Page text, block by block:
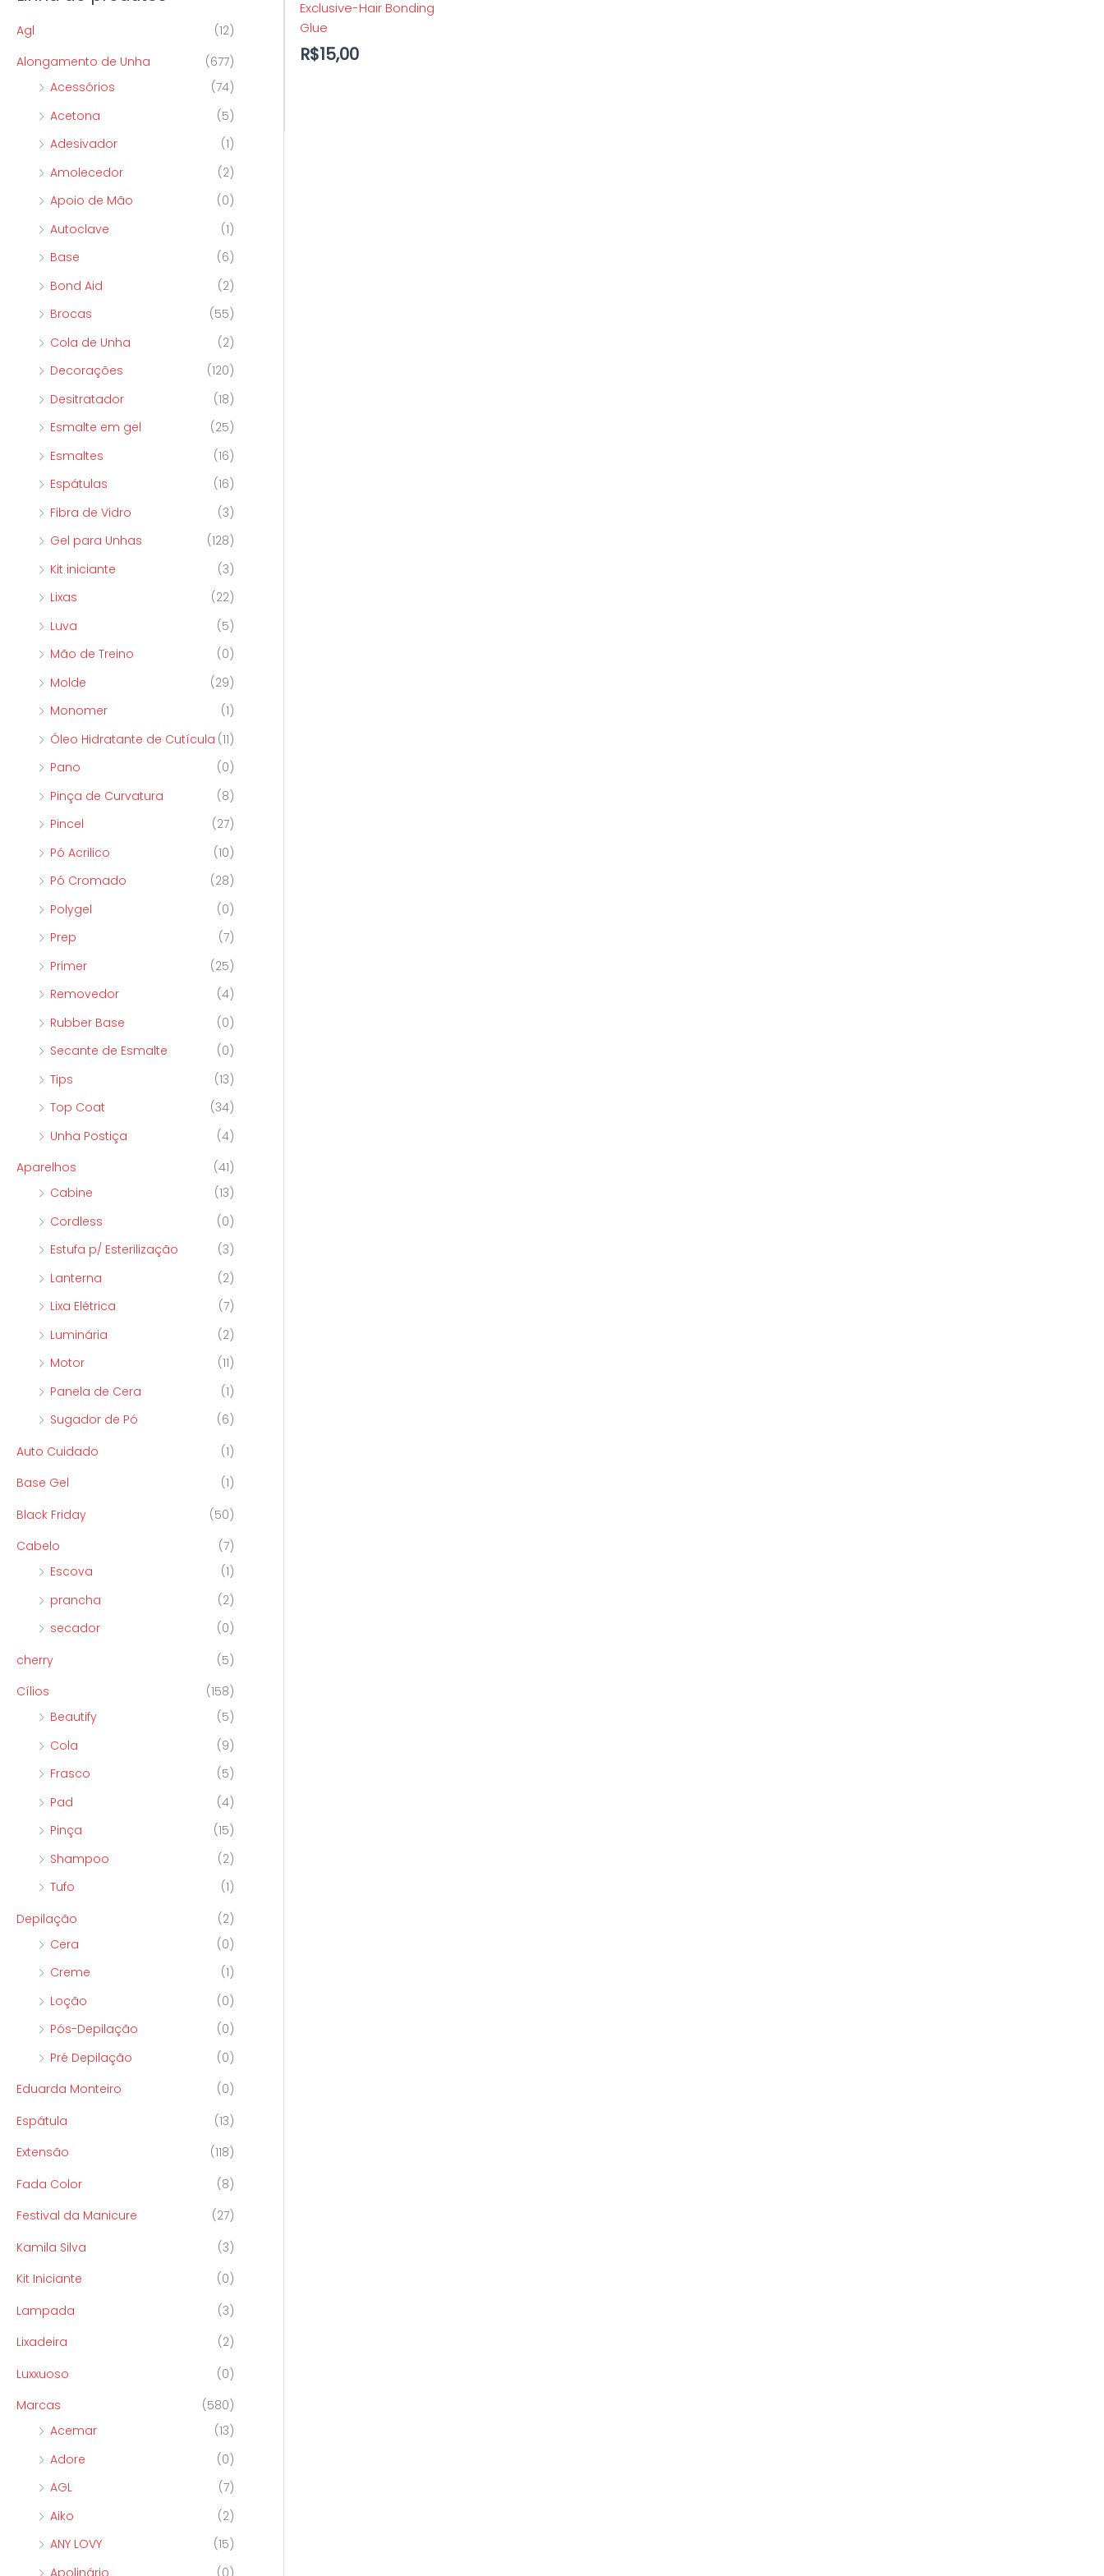
o
r
Agl
(12)
Alongamento de Unha
(677)
Acessórios
(74)
Acetona
(5)
Adesivador
(1)
Amolecedor
(2)
Apoio de Mão
(0)
Autoclave
(1)
Base
(6)
Bond Aid
(2)
Brocas
(55)
Cola de Unha
(2)
Decorações
(120)
Desitratador
(18)
Esmalte em gel
(25)
Esmaltes
(16)
Espátulas
(16)
Fibra de Vidro
(3)
Gel para Unhas
(128)
Kit iniciante
(3)
Lixas
(22)
Luva
(5)
Mão de Treino
(0)
Molde
(29)
Monomer
(1)
Óleo Hidratante de Cutícula (11)
Pano
(0)
Pinça de Curvatura
(8)
Pincel
(27)
Pó Acrilico
(10)
Pó Cromado
(28)
Polygel
(0)
Prep
(7)
Primer
(25)
Removedor
(4)
Rubber Base
(0)
Secante de Esmalte
(0)
Tips
(13)
Top Coat
(34)
Unha Postiça
(4)
Aparelhos
(41)
Cabine
(13)
Cordless
(0)
Estufa p/ Esterilização
(3)
Lanterna
(2)
Lixa Elétrica
(7)
Luminária
(2)
Motor
(11)
Panela de Cera
(1)
Sugador de Pó
(6)
Auto Cuidado
(1)
Base Gel
(1)
Black Friday
(50)
Cabelo
(7)
Escova
(1)
prancha
(2)
secador
(0)
cherry
(5)
Cílios
(158)
Beautify
(5)
Cola
(9)
Frasco
(5)
Pad
(4)
Pinça
(15)
Shampoo
(2)
Tufo
(1)
Depilação
(2)
Cera
(0)
Creme
(1)
Loção
(0)
Pós-Depilação
(0)
Pré Depilação
(0)
Eduarda Monteiro
(0)
Espátula
(13)
Extensão
(118)
Fada Color
(8)
Festival da Manicure
(27)
Kamila Silva
(3)
Kit Iniciante
(0)
Lampada
(3)
Lixadeira
(2)
Luxxuoso
(0)
Marcas
(580)
Acemar
(13)
Adore
(0)
AGL
(7)
Aiko
(2)
ANY LOVY
(15)
Apolinário
(0)
Exclusive-Hair Bonding
Glue
R$15,00